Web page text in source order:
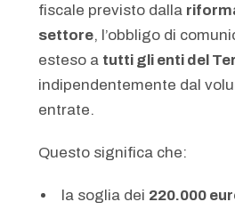
fiscale previsto dalla
settore, l’obbligo di
esteso a tutti gli enti del
indipendentemente dal
entrate.
Questo significa che:
la soglia dei 220.000